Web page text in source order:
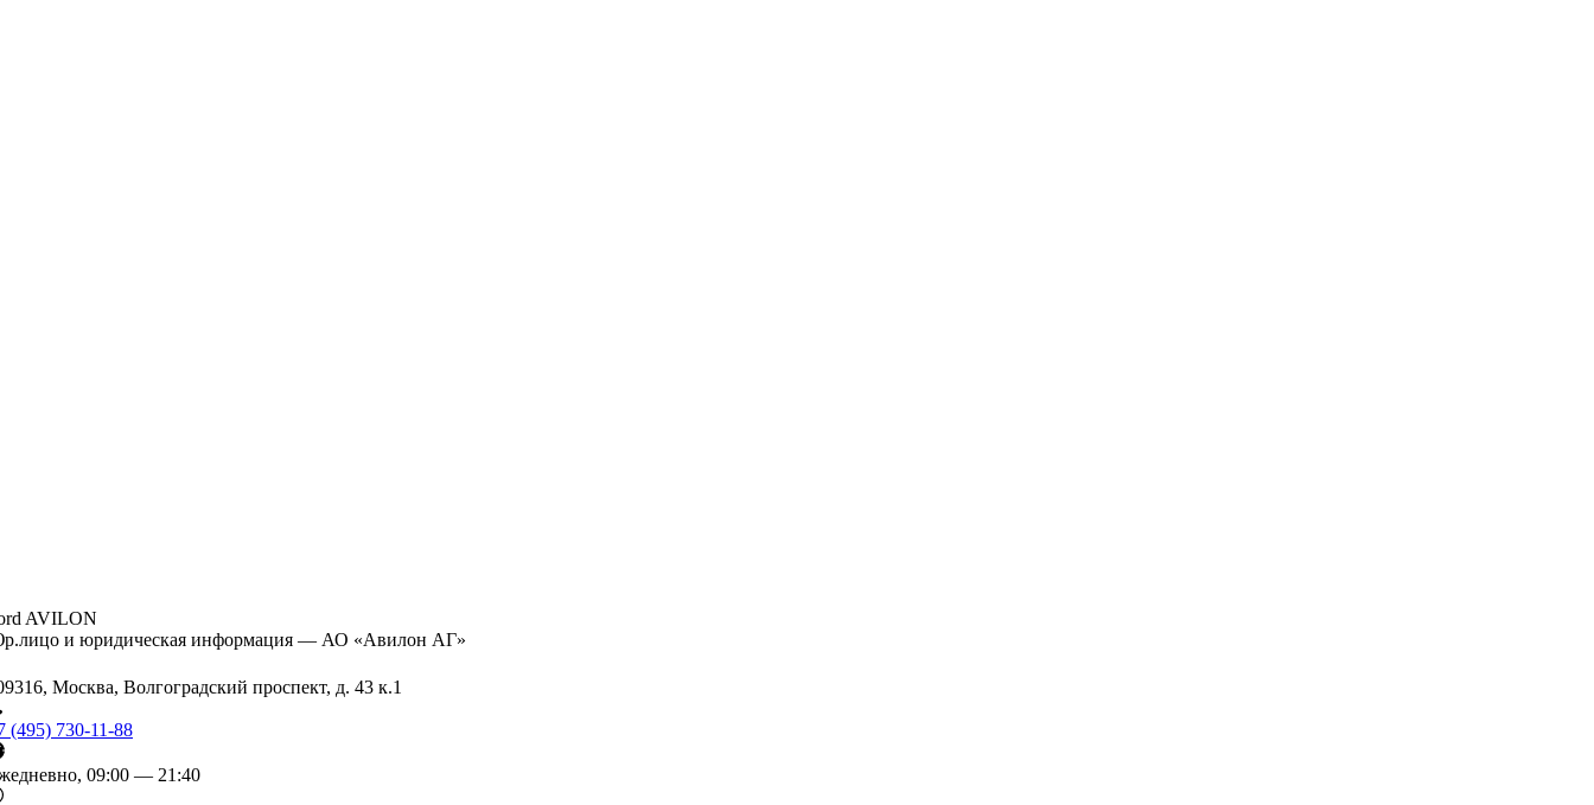
AVILON
и юридическая информация — АО «Авилон АГ»
Москва, Волгоградский проспект, д. 43 к.1
(495) 730-11-88
09:00 — 21:40